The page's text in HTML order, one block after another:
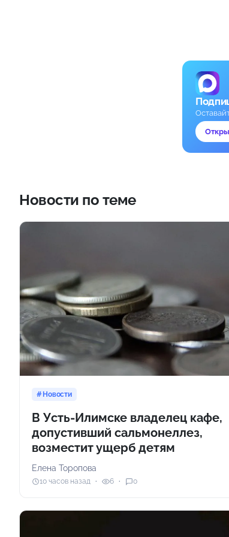
Новости по теме
Новости
В Усть-Илимске владелец кафе,
допустивший сальмонеллез,
возместит ущерб детям
Елена Торопова
10 часов назад 6 0